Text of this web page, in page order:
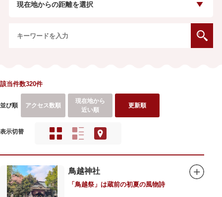
現在地からの距離を選択
該当件数320件
並び順 アクセス数順
現在地から
近い順
更新順
表示切替
鳥越神社
「鳥越祭」は蔵前の初夏の風物詩